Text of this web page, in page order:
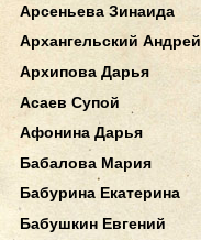
Арсеньева Зинаида
Архангельский Андрей
Архипова Дарья
Асаев Супой
Афонина Дарья
Бабалова Мария
Бабурина Екатерина
Бабушкин Евгений